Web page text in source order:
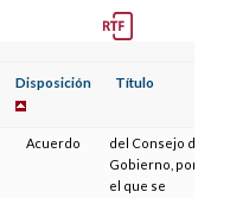
Disposición Título
Acuerdo
del Consejo de
Gobierno, por
el que se